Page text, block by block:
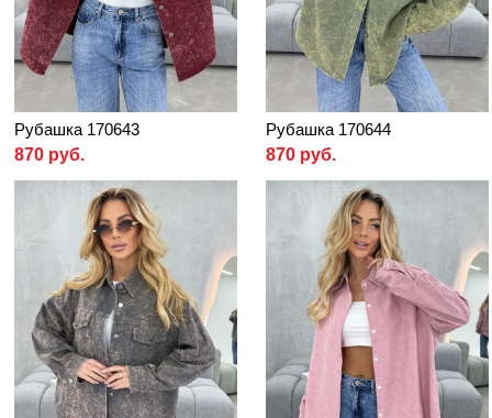
Рубашка 170643
870 руб.
Рубашка 170644
870 руб.